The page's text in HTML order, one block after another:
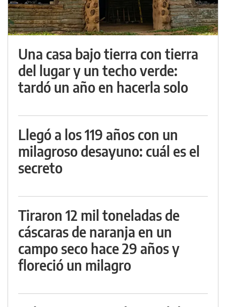
Una casa bajo tierra con tierra
del lugar y un techo verde:
tardó un año en hacerla solo
Llegó a los 119 años con un
milagroso desayuno: cuál es el
secreto
Tiraron 12 mil toneladas de
cáscaras de naranja en un
campo seco hace 29 años y
floreció un milagro